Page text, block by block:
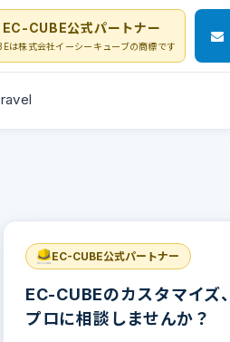
EC-CUBE公式パートナー
は株式会社イーシーキューブの商標です
EC-CUBE公式パートナー
EC-CUBEのカスタマイズ、
プロに相談しませんか？